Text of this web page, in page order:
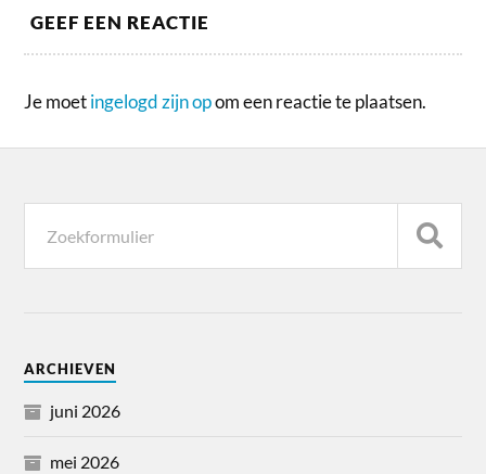
GEEF EEN REACTIE
Je moetingelogd zijn opom een reactie te plaatsen.
ARCHIEVEN
juni 2026
mei 2026